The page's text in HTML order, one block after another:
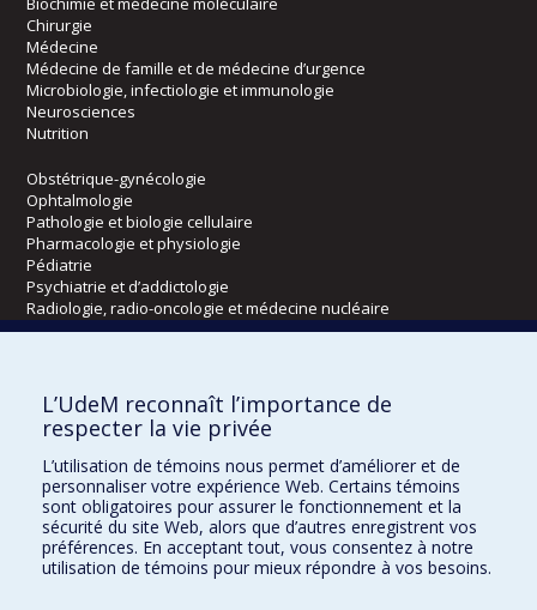
Chirurgie
Médecine
Médecine de famille et de médecine d’urgence
Microbiologie, infectiologie et immunologie
Neurosciences
Nutrition
Obstétrique-gynécologie
Ophtalmologie
Pathologie et biologie cellulaire
Pharmacologie et physiologie
Pédiatrie
Psychiatrie et d’addictologie
Radiologie, radio-oncologie et médecine nucléaire
Kinésiologie et des sciences de l’activité physique
Orthophonie et audiologie
Réadaptation
Directions
DPC
CPASS
L’UdeM reconnaît l’importance de
respecter la vie privée
L’utilisation de témoins nous permet d’améliorer et de
personnaliser votre expérience Web. Certains témoins
sont obligatoires pour assurer le fonctionnement et la
sécurité du site Web, alors que d’autres enregistrent vos
préférences. En acceptant tout, vous consentez à notre
utilisation de témoins pour mieux répondre à vos besoins.